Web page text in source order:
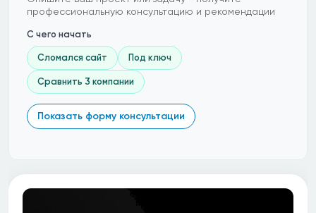
профессиональную консультацию и рекомендации
С чего начать
Сломался сайт Под ключ
Сравнить 3 компании
Показать форму консультации